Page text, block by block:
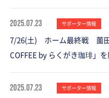
2025.07.23 サポーター情報
7/26(土) ホーム最終戦 薗田
COFFEE by らくがき珈琲」
2025.07.23 サポーター情報